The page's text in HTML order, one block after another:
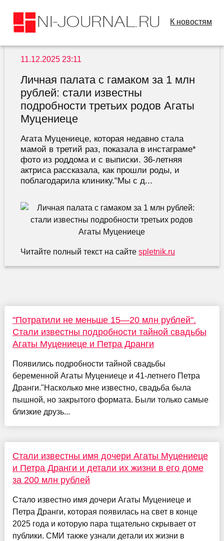
К новостям
11.12.2025 23:11
Личная палата с гамаком за 1 млн
рублей: стали известны
подробности третьих родов Агаты
Муцениеце
Агата Муцениеце, которая недавно стала
мамой в третий раз, показала в инстаграме*
фото из роддома и с выписки. 36-летняя
актриса рассказала, как прошли роды, и
поблагодарила клинику."Мы с д...
Читайте полный текст на сайте spletnik.ru
"Потратили не меньше 15—20 млн рублей".
Стали известны подробности тайной свадьбы
Агаты Муцениеце и Петра Дранги
Появились подробности тайной свадьбы
беременной Агаты Муцениеце и 41-летнего Петра
Дранги."Насколько мне известно, свадьба была
пышной, но закрытого формата. Были только самые
близкие друзь...
Стали известны имя дочери Агаты Муцениеце
и Петра Дранги и детали их жизни в его доме
за 200 млн рублей
Стало известно имя дочери Агаты Муцениеце и
Петра Дранги, которая появилась на свет в конце
2025 года и которую пара тщательно скрывает от
публики. СМИ также узнали детали их жизни в